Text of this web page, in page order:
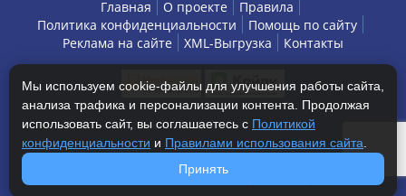
Главная О проекте
Правила
Политика конфиденциальности
Помощь по сайту
Реклама на сайте
XML-Выгрузка Контакты
Copyright © 2013-2026 БизнесАренда - коммерческая
недвижимость, г. Москва. Все права защищены.
Мы используем cookie-файлы для улучшения работы сайта,
анализа трафика и персонализации контента. Продолжая
использовать сайт, вы соглашаетесь с Политикой
конфиденциальности и Правилами использования сайта
Принять